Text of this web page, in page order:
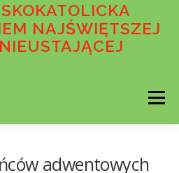
NAJŚWIĘTSZEJ
Menu
adwentowych